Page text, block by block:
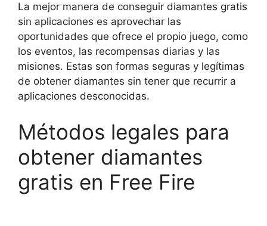
La mejor manera de conseguir diamantes gratis
sin aplicaciones es aprovechar las
oportunidades que ofrece el propio juego, como
los eventos, las recompensas diarias y las
misiones. Estas son formas seguras y legítimas
de obtener diamantes sin tener que recurrir a
aplicaciones desconocidas.
Métodos legales para
obtener diamantes
gratis en Free Fire